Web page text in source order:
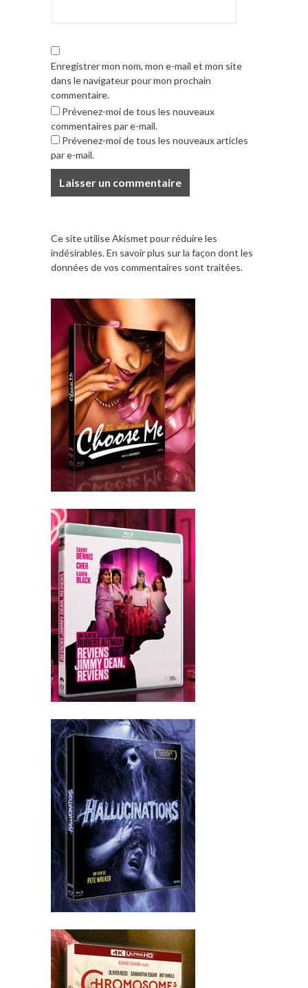
Enregistrer mon nom, mon e-mail et mon site
dans le navigateur pour mon prochain
commentaire.
Prévenez-moi de tous les nouveaux
commentaires par e-mail.
Prévenez-moi de tous les nouveaux articles
par e-mail.
Ce site utilise Akismet pour réduire les
indésirables.En savoir plus sur la façon dont les
données de vos commentaires sont traitées.